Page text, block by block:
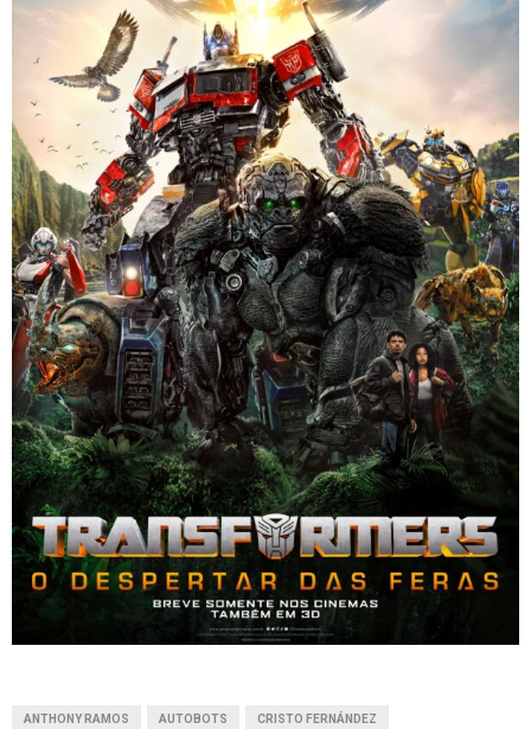
ANTHONY RAMOS AUTOBOTS CRISTO FERNÁNDEZ